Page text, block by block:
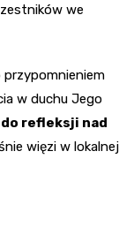
we
w duchu Jego
refleksji nad
więzi w lokalnej